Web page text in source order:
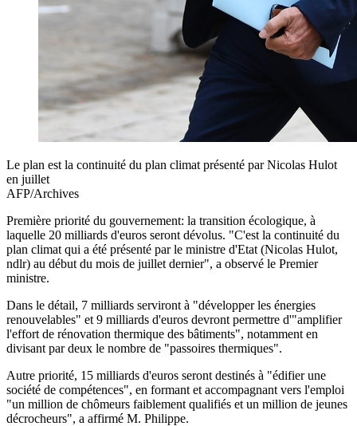
Le plan est la continuité du plan climat présenté par Nicolas Hulot
en juillet
AFP/Archives
Première priorité du gouvernement: la transition écologique, à
laquelle 20 milliards d'euros seront dévolus. "C'est la continuité du
plan climat qui a été présenté par le ministre d'Etat (Nicolas Hulot,
ndlr) au début du mois de juillet dernier", a observé le Premier
ministre.
Dans le détail, 7 milliards serviront à "développer les énergies
renouvelables" et 9 milliards d'euros devront permettre d'"amplifier
l'effort de rénovation thermique des bâtiments", notamment en
divisant par deux le nombre de "passoires thermiques".
Autre priorité, 15 milliards d'euros seront destinés à "édifier une
société de compétences", en formant et accompagnant vers l'emploi
"un million de chômeurs faiblement qualifiés et un million de jeunes
décrocheurs", a affirmé M. Philippe.